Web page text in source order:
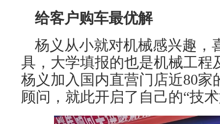
给客户购车最优解
杨义从小就对机械感兴趣，
具，大学填报的也是机械工程
杨义加入国内直营门店近80
顾问，就此开启了自己的“技